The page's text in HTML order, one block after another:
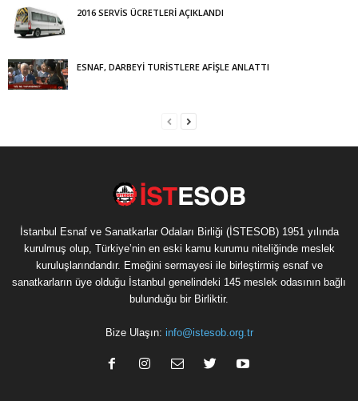
2016 SERVİS ÜCRETLERİ AÇIKLANDI
ESNAF, DARBEYİ TURİSTLERE AFİŞLE ANLATTI
İstanbul Esnaf ve Sanatkarlar Odaları Birliği (İSTESOB) 1951 yılında
kurulmuş olup, Türkiye’nin en eski kamu kurumu niteliğinde meslek
kuruluşlarındandır. Emeğini sermayesi ile birleştirmiş esnaf ve
sanatkarların üye olduğu İstanbul genelindeki 145 meslek odasının bağlı
bulunduğu bir Birliktir.
Bize Ulaşın: info@istesob.org.tr